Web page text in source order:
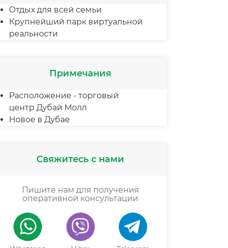
Отдых для всей семьи
Крупнейший парк виртуальной
реальности
Примечания
Расположение - торговый
центр Дубай Молл
Новое в Дубае
Свяжитесь с нами
Пишите нам для получения
оперативной консультации